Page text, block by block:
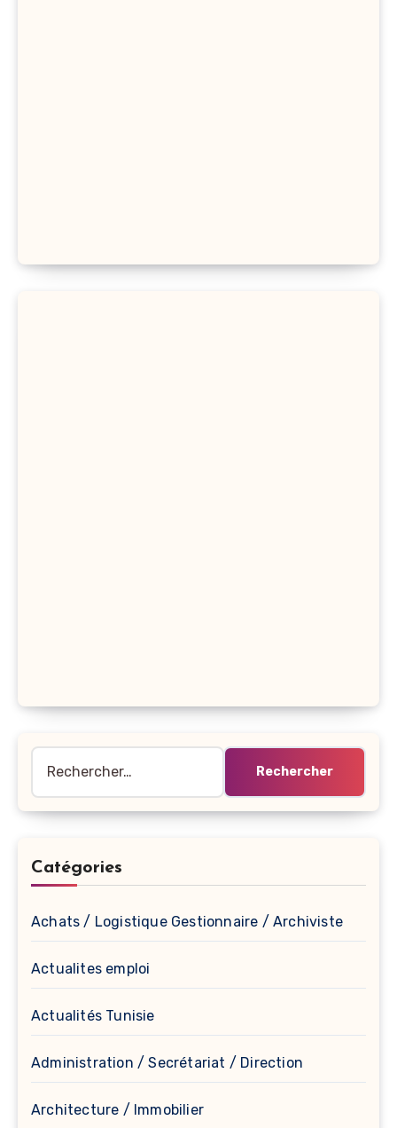
Catégories
Achats / Logistique Gestionnaire / Archiviste
Actualites emploi
Actualités Tunisie
Administration / Secrétariat / Direction
Architecture / Immobilier